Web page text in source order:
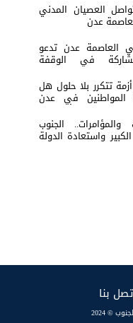
العصيان المدني
عدن
العاصمة عدن تدعو
في الوقفة
المعتقل البطل معين
أزمة تتكرر بلا حلول هل
المواطنين في عدن
ورقة ضغط أم نتيجة
الجنوب
واستعادة الدولة
الصمود
بنا
© 2024